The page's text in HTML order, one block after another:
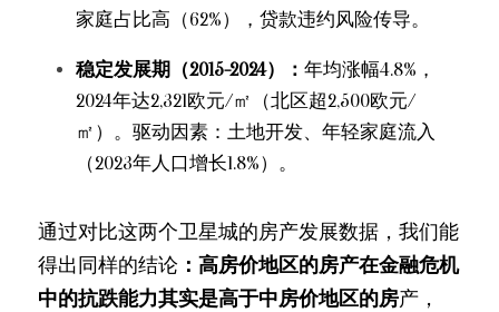
家庭占比高（62%），贷款违约风险传导。
稳定发展期（2015-2024）： 年均涨幅4.8%，
2024年达2,321欧元/㎡（北区超2,500欧元/
㎡）。驱动因素：土地开发、年轻家庭流入
（2023年人口增长1.8%）。
通过对比这两个卫星城的房产发展数据，我们能
得出同样的结论 ：高房价地区的房产在金融危机
中的抗跌能力其实是高于中房价地区的房产，